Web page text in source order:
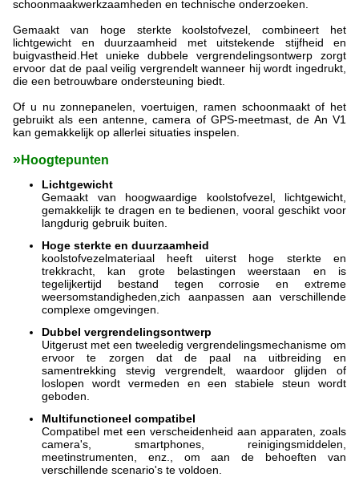
schoonmaakwerkzaamheden en technische onderzoeken.
Gemaakt van hoge sterkte koolstofvezel, combineert het
lichtgewicht en duurzaamheid met uitstekende stijfheid en
buigvastheid.Het unieke dubbele vergrendelingsontwerp zorgt
ervoor dat de paal veilig vergrendelt wanneer hij wordt ingedrukt,
die een betrouwbare ondersteuning biedt.
Of u nu zonnepanelen, voertuigen, ramen schoonmaakt of het
gebruikt als een antenne, camera of GPS-meetmast, de An V1
kan gemakkelijk op allerlei situaties inspelen.
»Hoogtepunten
Lichtgewicht
Gemaakt van hoogwaardige koolstofvezel, lichtgewicht,
gemakkelijk te dragen en te bedienen, vooral geschikt voor
langdurig gebruik buiten.
Hoge sterkte en duurzaamheid
koolstofvezelmateriaal heeft uiterst hoge sterkte en
trekkracht, kan grote belastingen weerstaan en is
tegelijkertijd bestand tegen corrosie en extreme
weersomstandigheden,zich aanpassen aan verschillende
complexe omgevingen.
Dubbel vergrendelingsontwerp
Uitgerust met een tweeledig vergrendelingsmechanisme om
ervoor te zorgen dat de paal na uitbreiding en
samentrekking stevig vergrendelt, waardoor glijden of
loslopen wordt vermeden en een stabiele steun wordt
geboden.
Multifunctioneel compatibel
Compatibel met een verscheidenheid aan apparaten, zoals
camera's, smartphones, reinigingsmiddelen,
meetinstrumenten, enz., om aan de behoeften van
verschillende scenario's te voldoen.